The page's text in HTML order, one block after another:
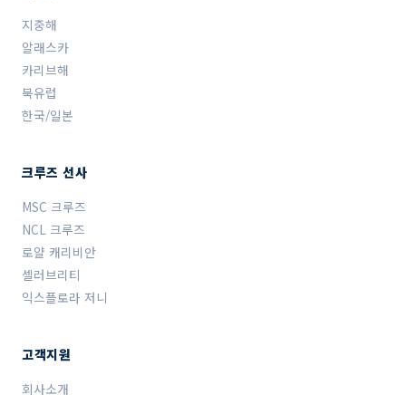
지중해
알래스카
카리브해
북유럽
한국/일본
크루즈 선사
MSC 크루즈
NCL 크루즈
로얄 캐리비안
셀러브리티
익스플로라 저니
고객지원
회사소개